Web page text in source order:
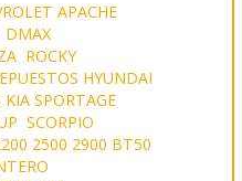
APACHE
DMAX
ROCKY
HYUNDAI
KIA SPORTAGE
SCORPIO
2500 2900 BT50